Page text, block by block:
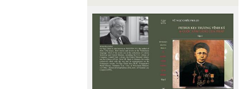
BERGMAN
Miên Đáng
miên di
MIÊNG
Mikhail Epstein
Minh Đạo Nguyễn Thạch Hãn
MINH HÀ